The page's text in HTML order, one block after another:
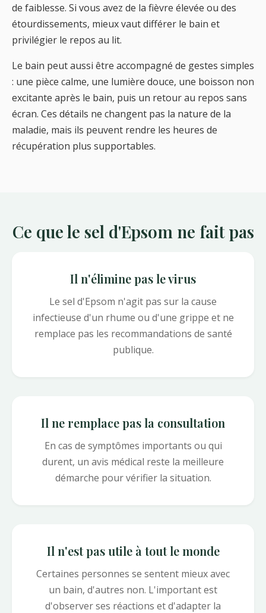
de faiblesse. Si vous avez de la fièvre élevée ou des
étourdissements, mieux vaut différer le bain et
privilégier le repos au lit.
Le bain peut aussi être accompagné de gestes simples
: une pièce calme, une lumière douce, une boisson non
excitante après le bain, puis un retour au repos sans
écran. Ces détails ne changent pas la nature de la
maladie, mais ils peuvent rendre les heures de
récupération plus supportables.
Ce que le sel d'Epsom ne fait pas
Il n'élimine pas le virus
Le sel d'Epsom n'agit pas sur la cause
infectieuse d'un rhume ou d'une grippe et ne
remplace pas les recommandations de santé
publique.
Il ne remplace pas la consultation
En cas de symptômes importants ou qui
durent, un avis médical reste la meilleure
démarche pour vérifier la situation.
Il n'est pas utile à tout le monde
Certaines personnes se sentent mieux avec
un bain, d'autres non. L'important est
d'observer ses réactions et d'adapter la